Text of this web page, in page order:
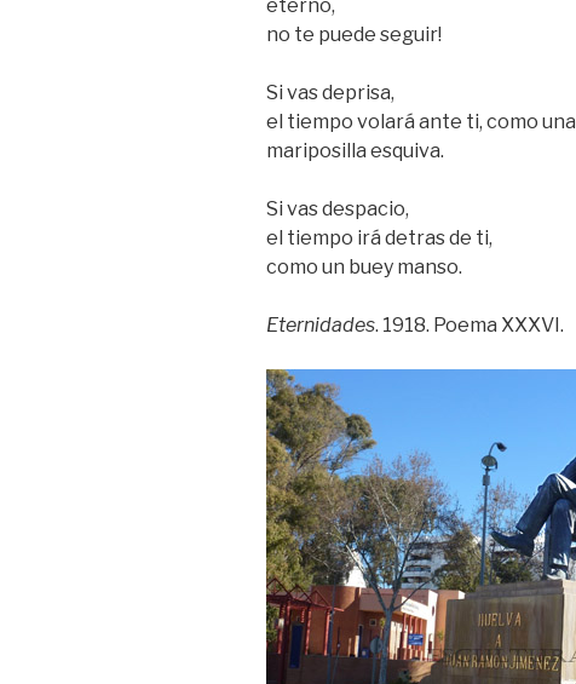
eterno,
no te puede seguir!
Si vas deprisa,
el tiempo volará ante ti, como una
mariposilla esquiva.
Si vas despacio,
el tiempo irá detras de ti,
como un buey manso.
Eternidades. 1918. Poema XXXVI.